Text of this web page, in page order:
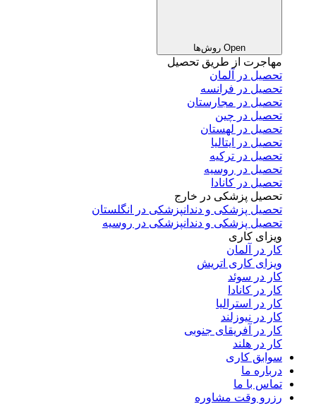
Open روش‌ها
مهاجرت از طریق تحصیل
تحصیل در آلمان
تحصیل در فرانسه
تحصیل در مجارستان
تحصیل در چین
تحصیل در لهستان
تحصیل در ایتالیا
تحصیل در ترکیه
تحصیل در روسیه
تحصیل در کانادا
تحصیل پزشکی در خارج
تحصیل پزشکی و دندانپزشکی در انگلستان
تحصیل پزشکی و دندانپزشکی در روسیه
ویزای کاری
کار در آلمان
ویزای کاری اتریش
کار در سوئد
کار در کانادا
کار در استرالیا
کار در نیوزلند
کار در آفریقای جنوبی
کار در هلند
سوابق کاری
درباره ما
تماس با ما
رزرو وقت مشاوره